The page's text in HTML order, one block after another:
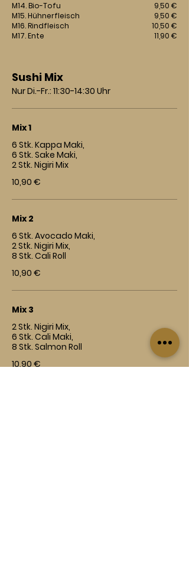
M14. Bio-Tofu
9,50 €
M15. Hühnerfleisch
9,50 €
M16. Rindfleisch
10,50 €
M17. Ente
11,90 €
Sushi Mix
Nur Di.-Fr.: 11:30-14:30 Uhr
Mix 1
6 Stk. Kappa Maki,
6 Stk. Sake Maki,
2 Stk. Nigiri Mix
10,90 €
Mix 2
6 Stk. Avocado Maki,
2 Stk. Nigiri Mix,
8 Stk. Cali Roll
10,90 €
Mix 3
2 Stk. Nigiri Mix,
6 Stk. Cali Maki,
8 Stk. Salmon Roll
10,90 €